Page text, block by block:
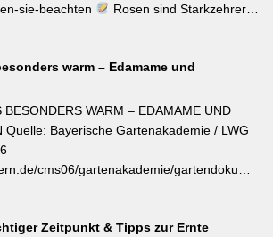
sie-beachten
Rosen sind Starkzehrer –
sein, damit sich die Pflanzen auf die
können. Der entscheidende Tipp für
Verwelkte Blüten mit 2–3 Blattstielpaaren
– das regt neue Knospen an und
erheblich. [Thema-Tag: #Rosenpflege
warm – Edamame und
BESONDERS WARM – EDAMAME UND
Quelle: Bayerische Gartenakademie / LWG
cms06/gartenakademie/
(Garten-Soja) kann direkt gesät oder
Zeitpunkt & Tipps zur Ernte